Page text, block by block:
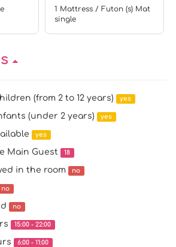
1 Mattress / Futon (s) Mat
single
(from 2 to 12 years) yes
(under 2 years) yes
yes
Main Guest 18
in the room no
no
no
15:00 - 22:00
6:00 - 11:00